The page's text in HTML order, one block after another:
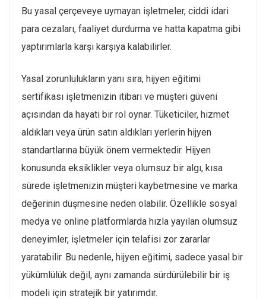
Bu yasal çerçeveye uymayan işletmeler, ciddi idari
para cezaları, faaliyet durdurma ve hatta kapatma gibi
yaptırımlarla karşı karşıya kalabilirler.
Yasal zorunlulukların yanı sıra, hijyen eğitimi
sertifikası işletmenizin itibarı ve müşteri güveni
açısından da hayati bir rol oynar. Tüketiciler, hizmet
aldıkları veya ürün satın aldıkları yerlerin hijyen
standartlarına büyük önem vermektedir. Hijyen
konusunda eksiklikler veya olumsuz bir algı, kısa
sürede işletmenizin müşteri kaybetmesine ve marka
değerinin düşmesine neden olabilir. Özellikle sosyal
medya ve online platformlarda hızla yayılan olumsuz
deneyimler, işletmeler için telafisi zor zararlar
yaratabilir. Bu nedenle, hijyen eğitimi, sadece yasal bir
yükümlülük değil, aynı zamanda sürdürülebilir bir iş
modeli için stratejik bir yatırımdır.